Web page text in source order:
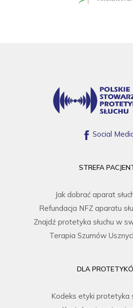
Social
STREFA
Jak dobrać aparat
Refundacja NFZ aparatu
Znajdź protetyka słuchu w
Terapia Szumów
DLA
Kodeks etyki protetyka